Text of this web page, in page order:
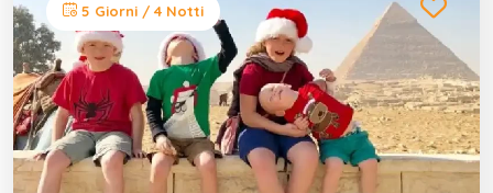
5 Giorni / 4 Notti